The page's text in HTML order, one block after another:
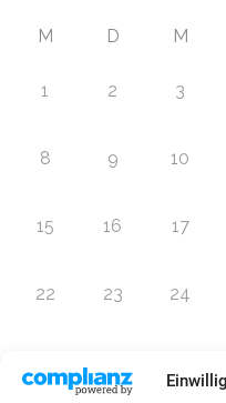
M D M
1 2 3
8 9 10
15 16 17
22 23 24